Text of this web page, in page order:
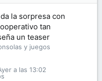
la sorpresa con
tan
un teaser
y juegos
a las 13:02